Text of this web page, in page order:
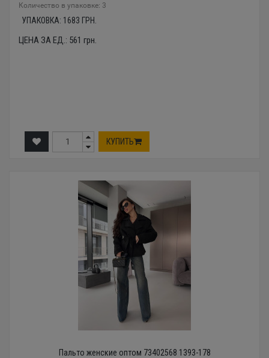
Количество в упаковке: 3
УПАКОВКА: 1683 ГРН.
ЦЕНА ЗА ЕД.: 561 грн.
КУПИТЬ
Пальто женские оптом 73402568 1393-178